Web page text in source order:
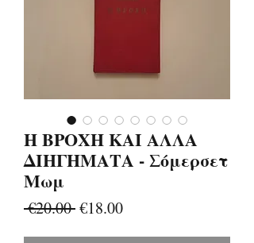
Η ΒΡΟΧΗ ΚΑΙ ΑΛΛΑ
ΔΙΗΓΗΜΑΤΑ - Σόμερσετ
Μωμ
€20.00 Regular
€18.00Sale